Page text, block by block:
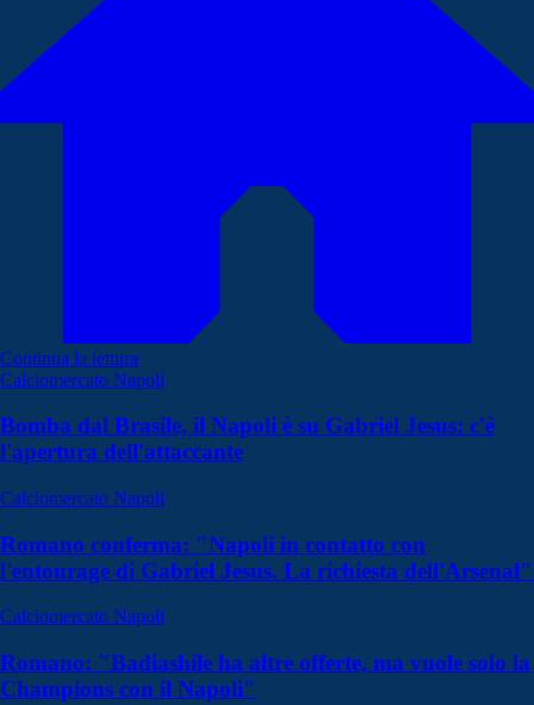
Continua la lettura
Calciomercato Napoli
Bomba dal Brasile, il Napoli è su Gabriel Jesus: c'è
l'apertura dell'attaccante
Calciomercato Napoli
Romano conferma: "Napoli in contatto con
l'entourage di Gabriel Jesus. La richiesta dell'Arsenal"
Calciomercato Napoli
Romano: "Badiashile ha altre offerte, ma vuole solo la
Champions con il Napoli"